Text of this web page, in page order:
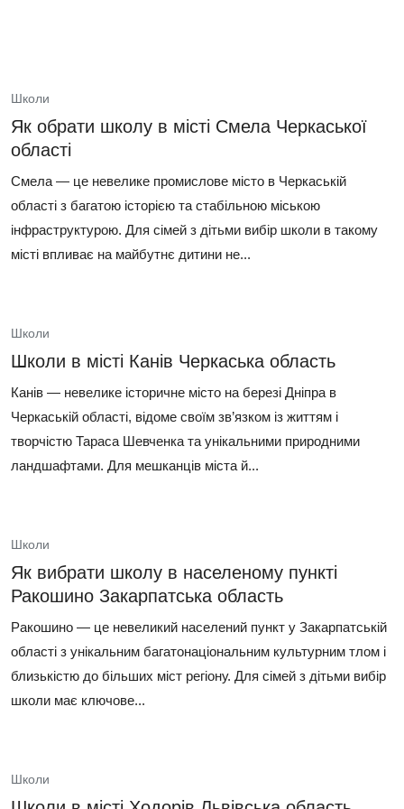
Школи
Як обрати школу в місті Смела Черкаської
області
Смела — це невелике промислове місто в Черкаській
області з багатою історією та стабільною міською
інфраструктурою. Для сімей з дітьми вибір школи в такому
місті впливає на майбутнє дитини не...
Школи
Школи в місті Канів Черкаська область
Канів — невелике історичне місто на березі Дніпра в
Черкаській області, відоме своїм зв’язком із життям і
творчістю Тараса Шевченка та унікальними природними
ландшафтами. Для мешканців міста й...
Школи
Як вибрати школу в населеному пункті
Ракошино Закарпатська область
Ракошино — це невеликий населений пункт у Закарпатській
області з унікальним багатонаціональним культурним тлом і
близькістю до більших міст регіону. Для сімей з дітьми вибір
школи має ключове...
Школи